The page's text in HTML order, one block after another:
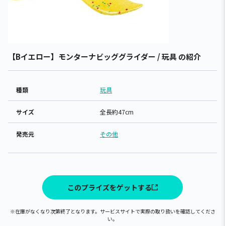
【Bイエロー】モンターナビッググライダー / 玩具 の紹介
種類 玩具
サイズ 全長約47cm
発売元 その他
このプライズをゲットする
※在庫がなくなり次第終了となります。サービスサイトで実際の取り扱いを確認してくださ
い。